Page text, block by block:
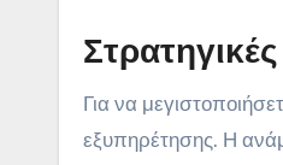
Για να
εξυπηρέτησης. Η